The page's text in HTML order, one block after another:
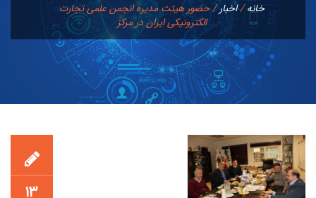
خانه/اخبار/حضور هیئت مدیره انجمن علمی تجارت
الکترونیکی ایران در مرکز
۱۳